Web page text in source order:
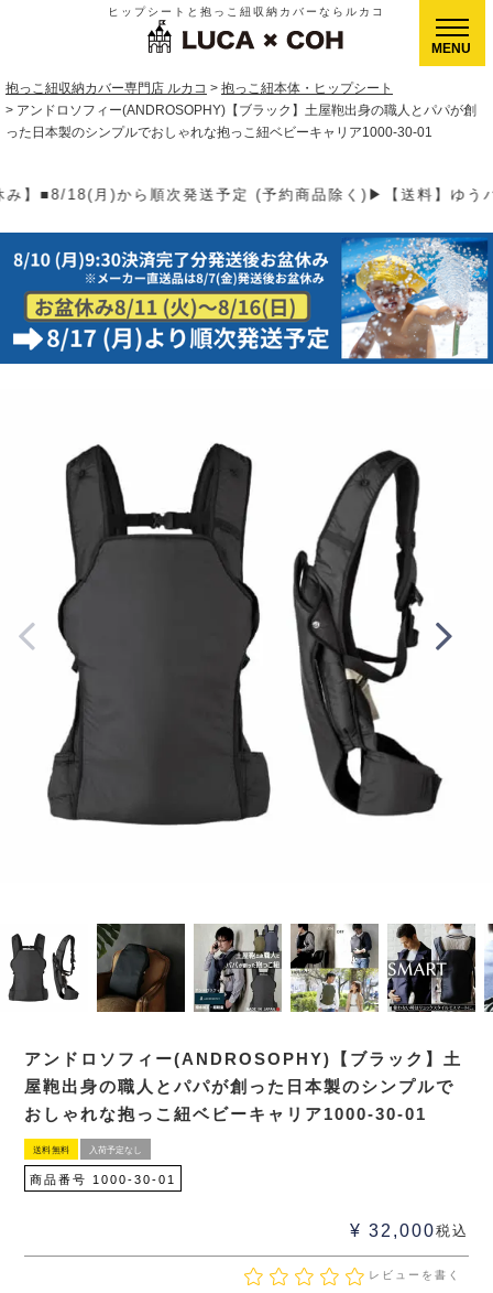
ヒップシートと抱っこ紐収納カバーならルカコ
抱っこ紐収納カバー専門店 ルカコ
抱っこ紐本体・ヒップシート
アンドロソフィー(ANDROSOPHY)【ブラック】土屋鞄出身の職人とパパが創
った日本製のシンプルでおしゃれな抱っこ紐ベビーキャリア1000-30-01
)▶【送料】ゆうパケット400円(全国一律)、ゆうパック
アンドロソフィー(ANDROSOPHY)【ブラック】土
屋鞄出身の職人とパパが創った日本製のシンプルで
おしゃれな抱っこ紐ベビーキャリア1000-30-01
送料無料 入荷予定なし
商品番号 1000-30-01
¥ 32,000税込
レビューを書く